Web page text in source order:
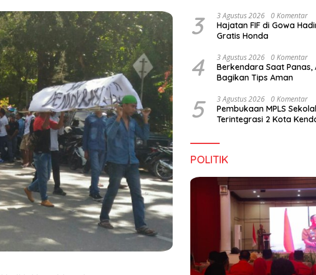
3 3 Agustus 2026 0 Komentar
Hajatan FIF di Gowa
Gratis Honda
4 3 Agustus 2026 0 Komentar
Berkendara Saat Panas,
Bagikan Tips Aman
5 3 Agustus 2026 0 Komentar
Pembukaan MPLS
Terintegrasi 2 Kota
POLITIK